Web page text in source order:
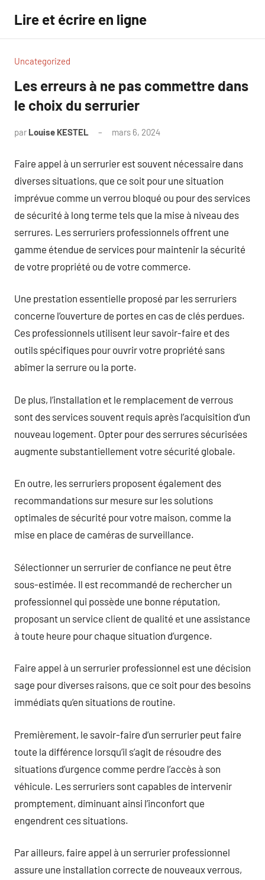
contenu
Lire et écrire en ligne
Uncategorized
Les erreurs à ne pas commettre dans
le choix du serrurier
par Louise KESTEL mars 6, 2024
Faire appel à un serrurier est souvent nécessaire dans
diverses situations, que ce soit pour une situation
imprévue comme un verrou bloqué ou pour des services
de sécurité à long terme tels que la mise à niveau des
serrures. Les serruriers professionnels offrent une
gamme étendue de services pour maintenir la sécurité
de votre propriété ou de votre commerce.
Une prestation essentielle proposé par les serruriers
concerne l’ouverture de portes en cas de clés perdues.
Ces professionnels utilisent leur savoir-faire et des
outils spécifiques pour ouvrir votre propriété sans
abîmer la serrure ou la porte.
De plus, l’installation et le remplacement de verrous
sont des services souvent requis après l’acquisition d’un
nouveau logement. Opter pour des serrures sécurisées
augmente substantiellement votre sécurité globale.
En outre, les serruriers proposent également des
recommandations sur mesure sur les solutions
optimales de sécurité pour votre maison, comme la
mise en place de caméras de surveillance.
Sélectionner un serrurier de confiance ne peut être
sous-estimée. Il est recommandé de rechercher un
professionnel qui possède une bonne réputation,
proposant un service client de qualité et une assistance
à toute heure pour chaque situation d’urgence.
Faire appel à un serrurier professionnel est une décision
sage pour diverses raisons, que ce soit pour des besoins
immédiats qu’en situations de routine.
Premièrement, le savoir-faire d’un serrurier peut faire
toute la différence lorsqu’il s’agit de résoudre des
situations d’urgence comme perdre l’accès à son
véhicule. Les serruriers sont capables de intervenir
promptement, diminuant ainsi l’inconfort que
engendrent ces situations.
Par ailleurs, faire appel à un serrurier professionnel
assure une installation correcte de nouveaux verrous,